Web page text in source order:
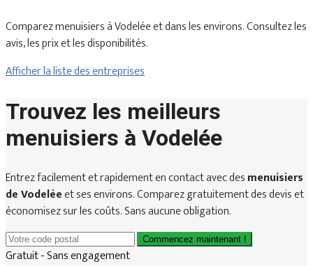
Comparez menuisiers à Vodelée et dans les environs. Consultez les
avis, les prix et les disponibilités.
Afficher la liste des entreprises
Trouvez les meilleurs
menuisiers à Vodelée
Entrez facilement et rapidement en contact avec desmenuisiers
de Vodeléeet ses environs. Comparez gratuitement des devis et
économisez sur les coûts. Sans aucune obligation.
Commencez maintenant !
Gratuit - Sans engagement